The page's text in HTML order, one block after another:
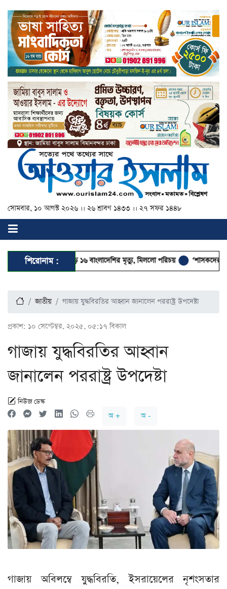
সোমবার, ১০ আগস্ট ২০২৬ ।। ২৬ শ্রাবণ ১৪৩৩ ।। ২৭ সফর ১৪৪৮
শিরোনাম :
আগুনে পুড়ে ১৬ বাংলাদেশির মৃত্যু, মিললো পরিচয় ‘শাসকদের সঙ্গে
জাতীয় গাজায় যুদ্ধবিরতির আহ্বান জানালেন পররাষ্ট্র উপদেষ্টা
প্রকাশ: ১০ সেপ্টেম্বর, ২০২৫, ০৫:১৭ বিকাল
গাজায় যুদ্ধবিরতির আহ্বান
জানালেন পররাষ্ট্র উপদেষ্টা
নিউজ ডেস্ক
অ +
অ -
গাজায় অবিলম্বে যুদ্ধবিরতি, ইসরায়েলের নৃশংসতার